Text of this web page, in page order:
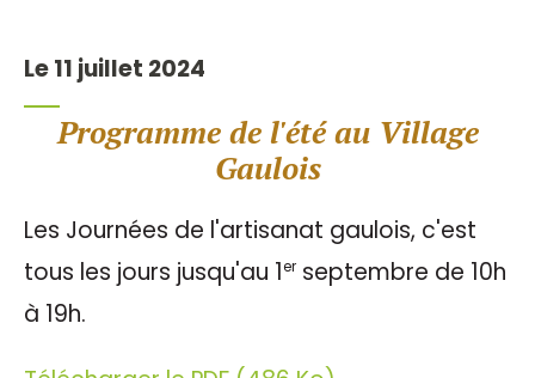
Le 11 juillet 2024
Programme de l'été au Village
Gaulois
Les Journées de l'artisanat gaulois, c'est
tous les jours jusqu'au 1er septembre de 10h
à 19h.